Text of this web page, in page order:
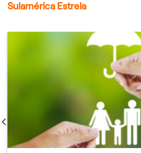
Sulamérica Estrela